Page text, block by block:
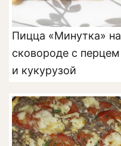
Пицца «Минутка» на
сковороде с перцем
и кукурузой